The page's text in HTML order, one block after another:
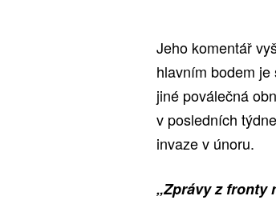
Jeho komentář
hlavním bodem
jiné poválečná
v posledních
invaze v únoru.
„Zprávy z fronty